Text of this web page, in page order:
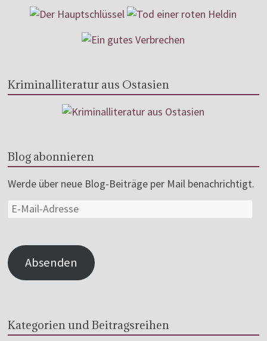
Kriminalliteratur aus Ostasien
Blog abonnieren
Werde über neue Blog-Beiträge per Mail benachrichtigt.
Absenden
Kategorien und Beitragsreihen